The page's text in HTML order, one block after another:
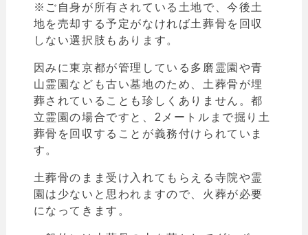
※ご自身が所有されている土地で、今後土
地を売却する予定がなければ土葬骨を回収
しない選択肢もあります。
因みに東京都が管理している多磨霊園や青
山霊園なども古い墓地のため、土葬骨が埋
葬されていることも珍しくありません。都
立霊園の場合ですと、2メートルまで掘り土
葬骨を回収することが義務付けられていま
す。
土葬骨のまま受け入れてもらえる寺院や霊
園は少ないと思われますので、火葬が必要
になってきます。